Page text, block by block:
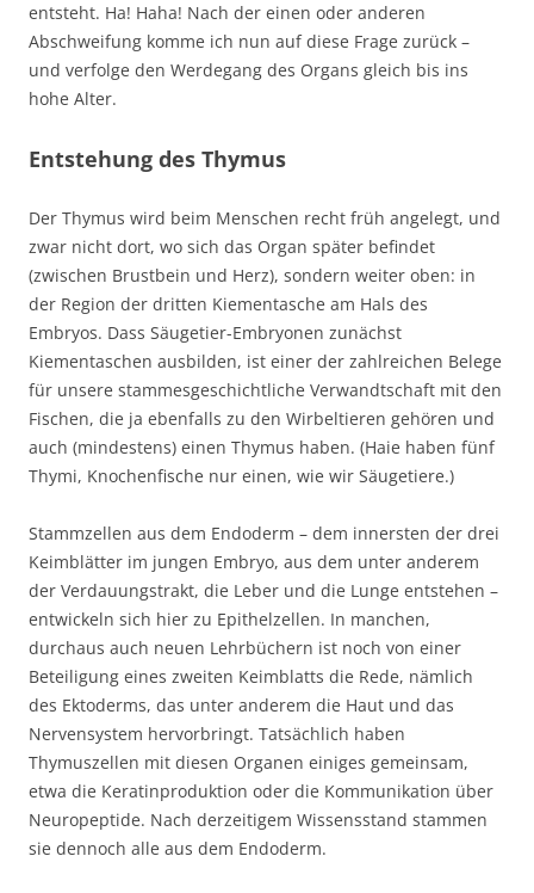
entsteht. Ha! Haha! Nach der einen oder anderen
Abschweifung komme ich nun auf diese Frage zurück –
und verfolge den Werdegang des Organs gleich bis ins
hohe Alter.
Entstehung des Thymus
Der Thymus wird beim Menschen recht früh angelegt, und
zwar nicht dort, wo sich das Organ später befindet
(zwischen Brustbein und Herz), sondern weiter oben: in
der Region der dritten Kiementasche am Hals des
Embryos. Dass Säugetier-Embryonen zunächst
Kiementaschen ausbilden, ist einer der zahlreichen Belege
für unsere stammesgeschichtliche Verwandtschaft mit den
Fischen, die ja ebenfalls zu den Wirbeltieren gehören und
auch (mindestens) einen Thymus haben. (Haie haben fünf
Thymi, Knochenfische nur einen, wie wir Säugetiere.)
Stammzellen aus dem Endoderm – dem innersten der drei
Keimblätter im jungen Embryo, aus dem unter anderem
der Verdauungstrakt, die Leber und die Lunge entstehen –
entwickeln sich hier zu Epithelzellen. In manchen,
durchaus auch neuen Lehrbüchern ist noch von einer
Beteiligung eines zweiten Keimblatts die Rede, nämlich
des Ektoderms, das unter anderem die Haut und das
Nervensystem hervorbringt. Tatsächlich haben
Thymuszellen mit diesen Organen einiges gemeinsam,
etwa die Keratinproduktion oder die Kommunikation über
Neuropeptide. Nach derzeitigem Wissensstand stammen
sie dennoch alle aus dem Endoderm.